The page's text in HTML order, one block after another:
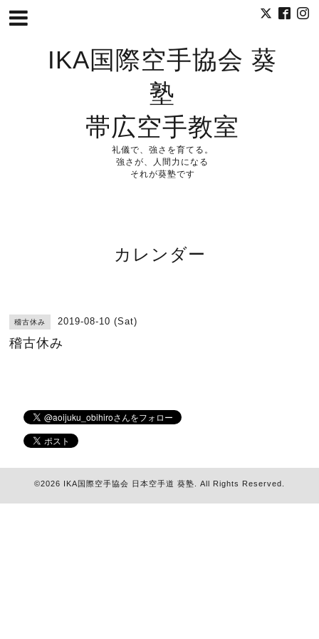
IKA国際空手協会 葵
塾
帯広空手教室
礼儀で、強さを育てる。
強さが、人間力になる
それが葵塾です
カレンダー
稽古休み 2019-08-10 (Sat)
稽古休み
©2026 IKA国際空手協会 日本空手道 葵塾 . All Rights Reserved.